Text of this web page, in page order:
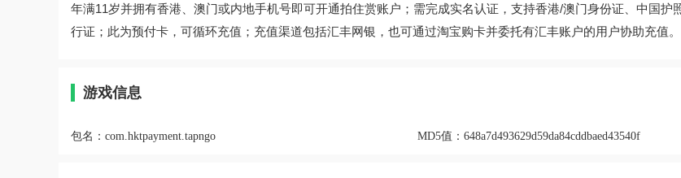
年满11岁并拥有香港、澳门或内地手机号即可开通拍住赏账户；需完成实名认证，支持香港/澳门身份证、中国护
行证；此为预付卡，可循环充值；充值渠道包括汇丰网银，也可通过淘宝购卡并委托有汇丰账户的用户协助充值。
游戏信息
包名： com.hktpayment.tapngo MD5值： 648a7d493629d59da84cddbaed43540f